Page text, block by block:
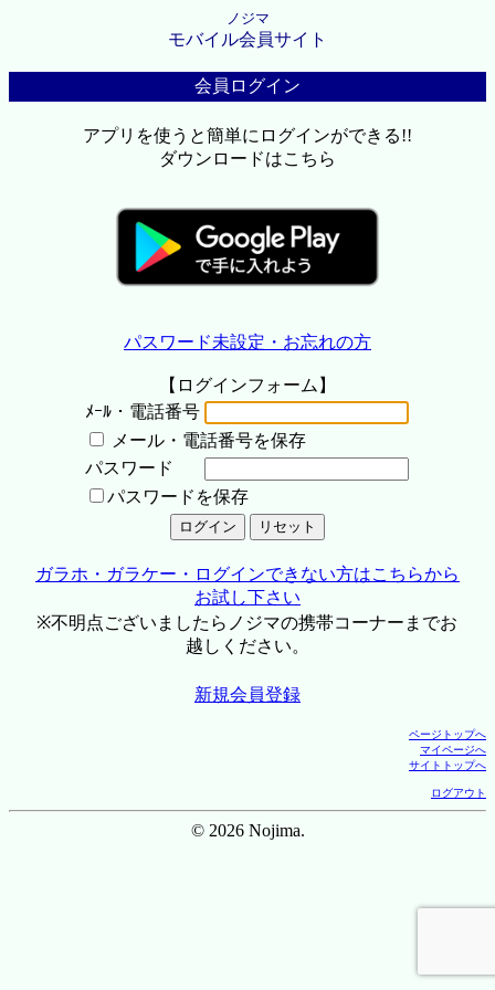
ノジマ
モバイル会員サイト
会員ログイン
アプリを使うと簡単にログインができる!!
ダウンロードはこちら
パスワード未設定・お忘れの方
【ログインフォーム】
ﾒｰﾙ・電話番号
メール・電話番号を保存
パスワード
パスワードを保存
ガラホ・ガラケー・ログインできない方はこちらから
お試し下さい
※不明点ございましたらノジマの携帯コーナーまでお
越しください。
新規会員登録
ページトップへ
マイページへ
サイトトップへ
ログアウト
© 2026 Nojima.